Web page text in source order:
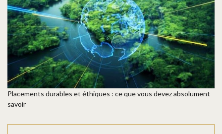
Placements durables et éthiques : ce que vous devez absolument
savoir